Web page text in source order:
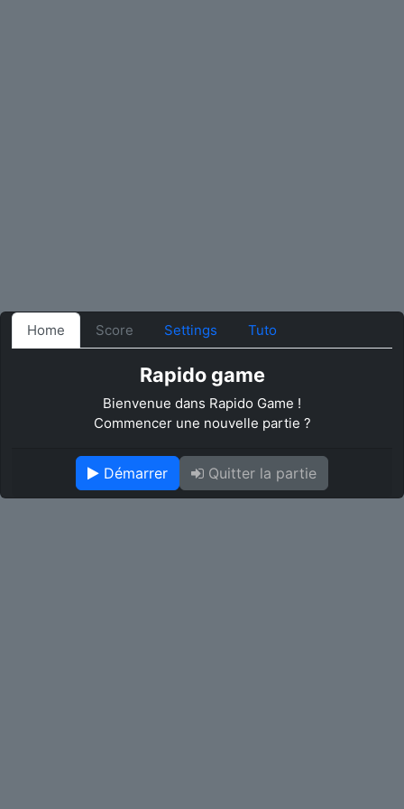
Home Score Settings Tuto
Rapido game
Bienvenue dans Rapido Game !
Commencer une nouvelle partie ?
Démarrer Quitter la partie